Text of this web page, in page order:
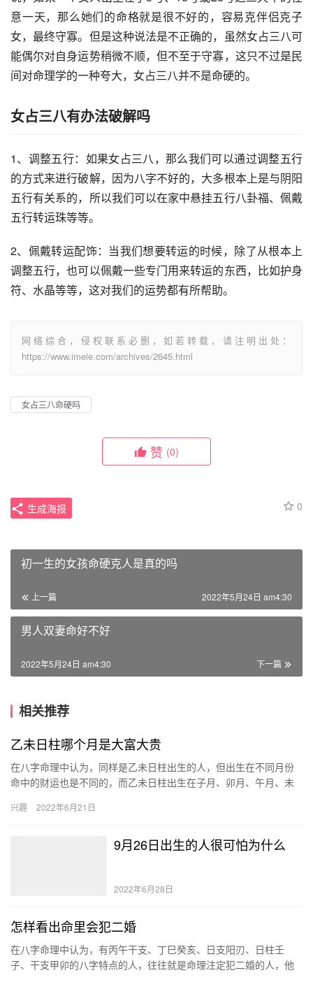
意一天，那么她们的命格就是很不好的，容易克伴侣克子
女，最终守寡。但是这种说法是不正确的，虽然女占三八可
能偶尔对自身运势稍微不顺，但不至于守寡，这只不过是民
间对命理学的一种夸大，女占三八并不是命硬的。
女占三八有办法破解吗
1、调整五行：如果女占三八，那么我们可以通过调整五行
的方式来进行破解，因为八字不好的，大多根本上是与阴阳
五行有关系的，所以我们可以在家中悬挂五行八卦福、佩戴
五行转运珠等等。
2、佩戴转运配饰：当我们想要转运的时候，除了从根本上
调整五行，也可以佩戴一些专门用来转运的东西，比如护身
符、水晶等等，这对我们的运势都有所帮助。
网络综合，侵权联系必删，如若转载，请注明出处：
https://www.imeie.com/archives/2645.html
女占三八命硬吗
赞 (0)
0
生成海报
初一生的女孩命硬克人是真的吗
上一篇 2022年5月24日 am4:30
男人双妻命好不好
下一篇
2022年5月24日 am4:30
相关推荐
乙未日柱哪个月是大富大贵
在八字命理中认为，同样是乙未日柱出生的人，但出生在不同月份
命中的财运也是不同的，而乙未日柱出生在子月、卯月、午月、未
出生…
兴趣 2022年6月21日
9月26日出生的人很可怕为什么
2022年6月28日
怎样看出命里会犯二婚
在八字命理中认为，有丙午干支、丁巳癸亥、日支阳刃、日柱壬
子、干支甲卯的八字特点的人，往往就是命理注定犯二婚的人，他